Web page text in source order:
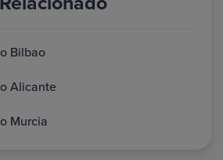
Bilbao
Alicante
Murcia